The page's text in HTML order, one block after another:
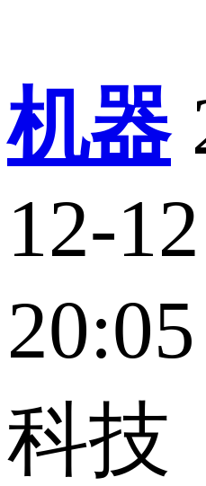
机器
12-12
20:05
科技